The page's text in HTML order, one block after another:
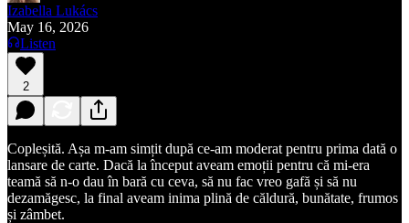
Izabella Lukács
May 16, 2026
Listen
2
Copleșită. Așa m-am simțit după ce-am moderat pentru prima dată o
lansare de carte. Dacă la început aveam emoții pentru că mi-era
teamă să n-o dau în bară cu ceva, să nu fac vreo gafă și să nu
dezamăgesc, la final aveam inima plină de căldură, bunătate, frumos
și zâmbet.